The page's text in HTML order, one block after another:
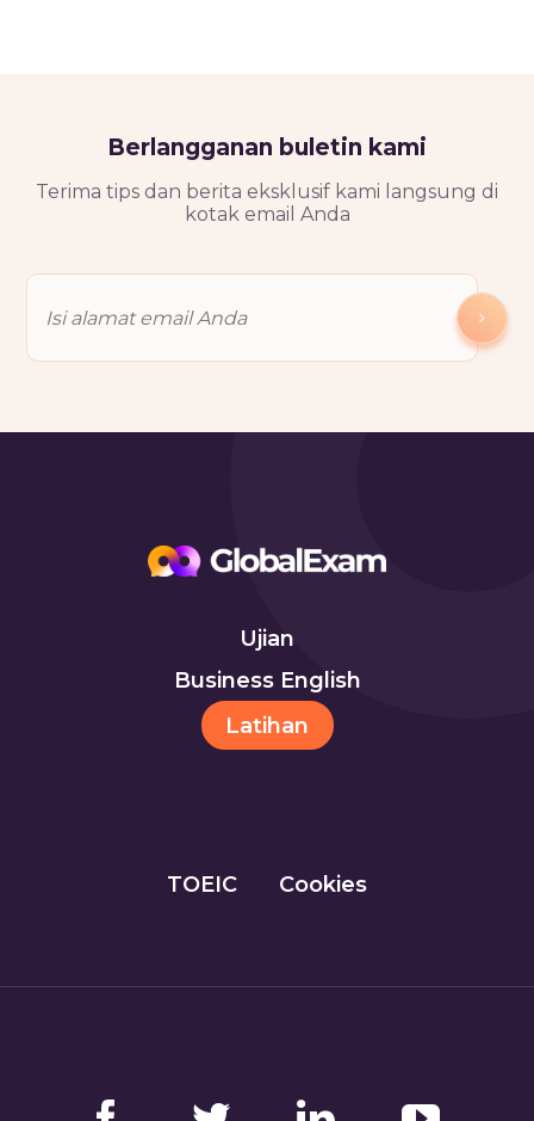
Berlangganan buletin kami
Terima tips dan berita eksklusif kami langsung di
kotak email Anda
Ujian
Business English
Latihan
TOEIC Cookies